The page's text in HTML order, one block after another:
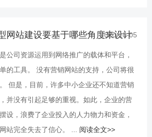
网站建设要基于哪些角度来设计
2020-10-05
公司资源运用到网络推广的载体和平台，
的工具。 没有营销网站的支持，公司将很
但是，目前，许多中小企业还不知道营销
并没有引起足够的重视。如此，企业的营
设，浪费了企业投入的人力物力和资金，
站完全失去了信心。 ... 阅读全文>>